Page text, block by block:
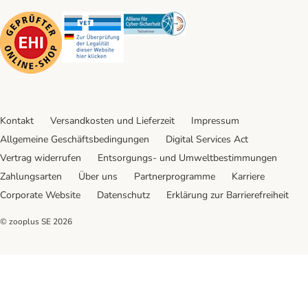
Security Security Security
Kontakt Versandkosten und Lieferzeit
Impressum
Allgemeine Geschäftsbedingungen
Digital Services Act
Vertrag widerrufen
Entsorgungs- und Umweltbestimmungen
Zahlungsarten
Über uns Partnerprogramme
Karriere
Corporate Website
Datenschutz Erklärung zur Barrierefreiheit
© zooplus SE 2026